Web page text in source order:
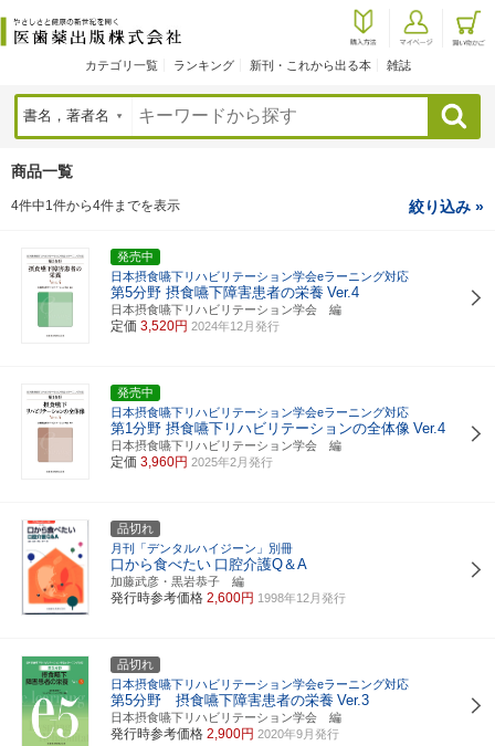
カテゴリ一覧 ランキング 新刊・これから出る本 雑誌
検索
商品一覧
4件中1件から4件までを表示 絞り込み »
発売中
日本摂食嚥下リハビリテーション学会eラーニング対応
第5分野 摂食嚥下障害患者の栄養 Ver.4
日本摂食嚥下リハビリテーション学会 編
定価 3,520円 2024年12月発行
発売中
日本摂食嚥下リハビリテーション学会eラーニング対応
第1分野 摂食嚥下リハビリテーションの全体像 Ver.4
日本摂食嚥下リハビリテーション学会 編
定価 3,960円 2025年2月発行
品切れ
月刊「デンタルハイジーン」別冊
口から食べたい 口腔介護Q＆A
加藤武彦・黒岩恭子 編
発行時参考価格 2,600円 1998年12月発行
品切れ
日本摂食嚥下リハビリテーション学会eラーニング対応
第5分野 摂食嚥下障害患者の栄養 Ver.3
日本摂食嚥下リハビリテーション学会 編
発行時参考価格 2,900円 2020年9月発行